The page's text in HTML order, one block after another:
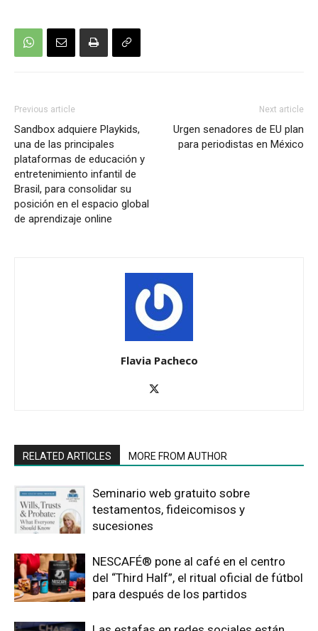
Previous article
Sandbox adquiere Playkids,
una de las principales
plataformas de educación y
entretenimiento infantil de
Brasil, para consolidar su
posición en el espacio global
de aprendizaje online
Next article
Urgen senadores de EU plan
para periodistas en México
Flavia Pacheco
RELATED ARTICLES MORE FROM AUTHOR
Seminario web gratuito sobre
testamentos, fideicomisos y
sucesiones
NESCAFÉ® pone al café en el centro
del “Third Half”, el ritual oficial de fútbol
para después de los partidos